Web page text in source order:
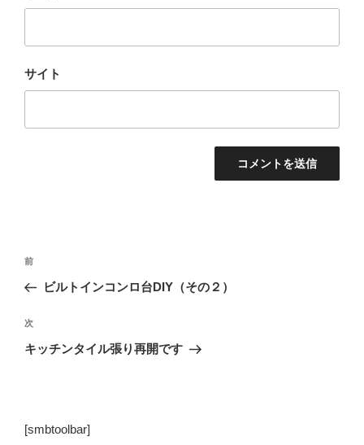
サイト
投
ナ
ビ
ゲ
ン
前
の
稿
前
ビルトインコンロ台DIY（その２）
次
の
次
キッチンタイル張り再開です
[smbtoolbar]